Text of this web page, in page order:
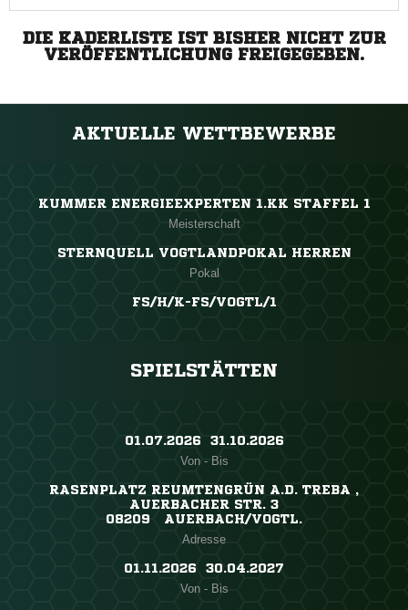
DIE KADERLISTE IST BISHER NICHT ZUR
VERÖFFENTLICHUNG FREIGEGEBEN.
AKTUELLE WETTBEWERBE
KUMMER ENERGIEEXPERTEN 1.KK STAFFEL 1
Meisterschaft
STERNQUELL VOGTLANDPOKAL HERREN
Pokal
FS/H/K-FS/VOGTL/1
SPIELSTÄTTEN
01.07.2026 ​ 31.10.2026
Von - Bis
RASENPLATZ REUMTENGRÜN A.D. TREBA ,
AUERBACHER STR. 3
08209 AUERBACH/VOGTL.
Adresse
01.11.2026 ​ 30.04.2027
Von - Bis